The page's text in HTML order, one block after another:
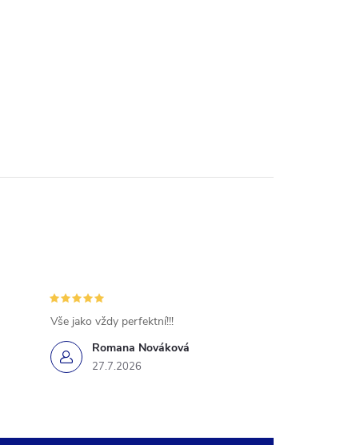
Romana Nováková
27.7.2026
Vše jako vždy perfektní!!!